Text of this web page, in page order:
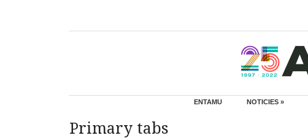
ENTAMU NOTICIES »
Primary tabs